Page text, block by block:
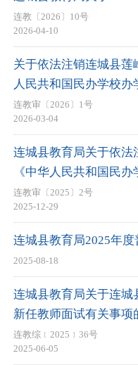
连教〔2026〕10号
2026-04-10
关于依法注销连城县
人民共和国民办学校
连教审〔2026〕1号
2026-03-04
连城县教育局关于依法
《中华人民共和国民
连教审〔2025〕2号
2025-12-29
连城县教育局2025年
2025-08-18
连城县教育局关于连城
新任教师面试有关事项
连教综﹝2025﹞36号
2025-06-05